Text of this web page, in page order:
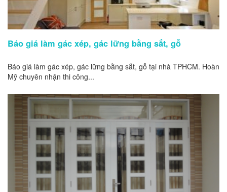
Báo giá làm gác xép, gác lững bằng sắt, gỗ
Báo giá làm gác xép, gác lững bằng sắt, gỗ tại nhà TPHCM. Hoàn
Mỹ chuyên nhận thi công...